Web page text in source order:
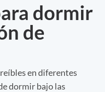
dormir
de
en diferentes
dormir bajo las